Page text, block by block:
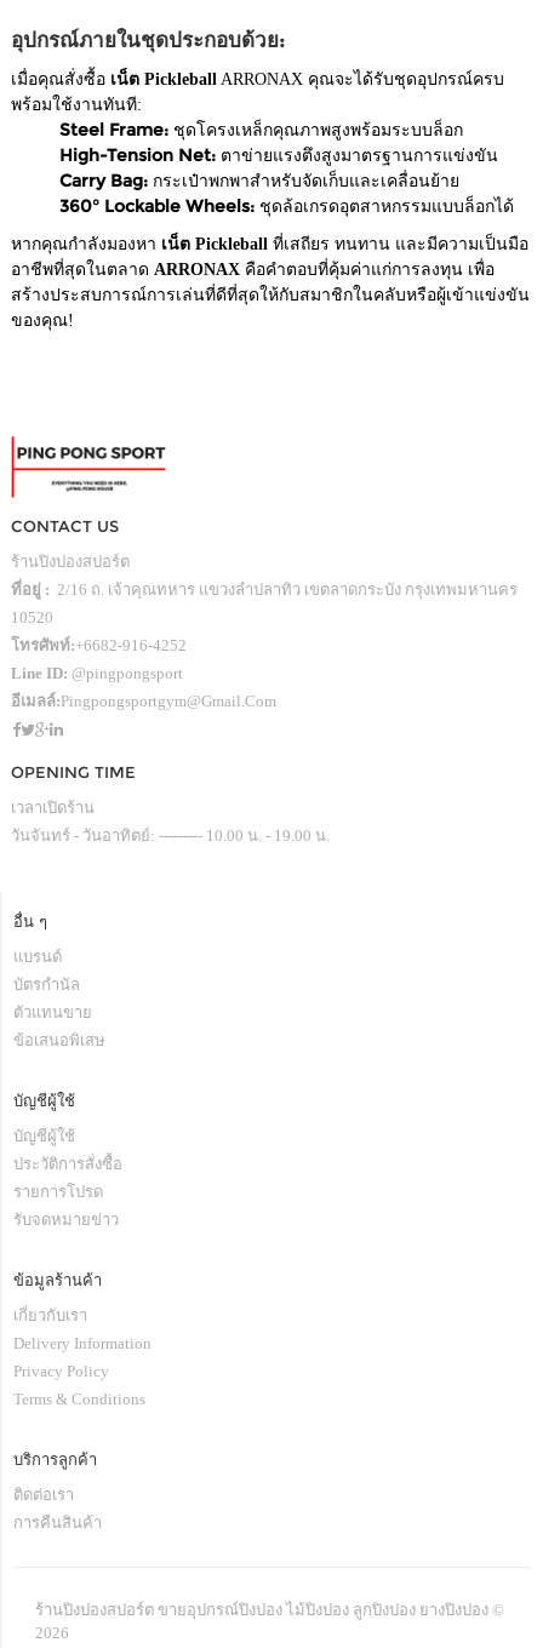
อุปกรณ์ภายในชุดประกอบด้วย:
เมื่อคุณสั่งซื้อ เน็ต Pickleball ARRONAX คุณจะได้รับชุดอุปกรณ์ครบ
พร้อมใช้งานทันที:
Steel Frame: ชุดโครงเหล็กคุณภาพสูงพร้อมระบบล็อก
High-Tension Net: ตาข่ายแรงตึงสูงมาตรฐานการแข่งขัน
Carry Bag: กระเป๋าพกพาสำหรับจัดเก็บและเคลื่อนย้าย
360° Lockable Wheels: ชุดล้อเกรดอุตสาหกรรมแบบล็อกได้
หากคุณกำลังมองหา เน็ต Pickleball ที่เสถียร ทนทาน และมีความเป็นมือ
อาชีพที่สุดในตลาด ARRONAX คือคำตอบที่คุ้มค่าแก่การลงทุน เพื่อ
สร้างประสบการณ์การเล่นที่ดีที่สุดให้กับสมาชิกในคลับหรือผู้เข้าแข่งขัน
ของคุณ!
CONTACT US
ร้านปิงปองสปอร์ต
ที่อยู่ : 2/16 ถ. เจ้าคุณทหาร แขวงลำปลาทิว เขตลาดกระบัง กรุงเทพมหานคร
10520
โทรศัพท์:+6682-916-4252
Line ID: @pingpongsport
อีเมลล์:Pingpongsportgym@gmail.com
OPENING TIME
เวลาเปิดร้าน
วันจันทร์ - วันอาทิตย์: --------- 10.00 น. - 19.00 น.
อื่น ๆ
แบรนด์
บัตรกำนัล
ตัวแทนขาย
ข้อเสนอพิเสษ
บัญชีผู้ใช้
บัญชีผู้ใช้
ประวัติการสั่งซื้อ
รายการโปรด
รับจดหมายข่าว
ข้อมูลร้านค้า
เกี่ยวกับเรา
Delivery Information
Privacy Policy
Terms & Conditions
บริการลูกค้า
ติดต่อเรา
การคืนสินค้า
ร้านปิงปองสปอร์ต ขายอุปกรณ์ปิงปอง ไม้ปิงปอง ลูกปิงปอง ยางปิงปอง ©
2026